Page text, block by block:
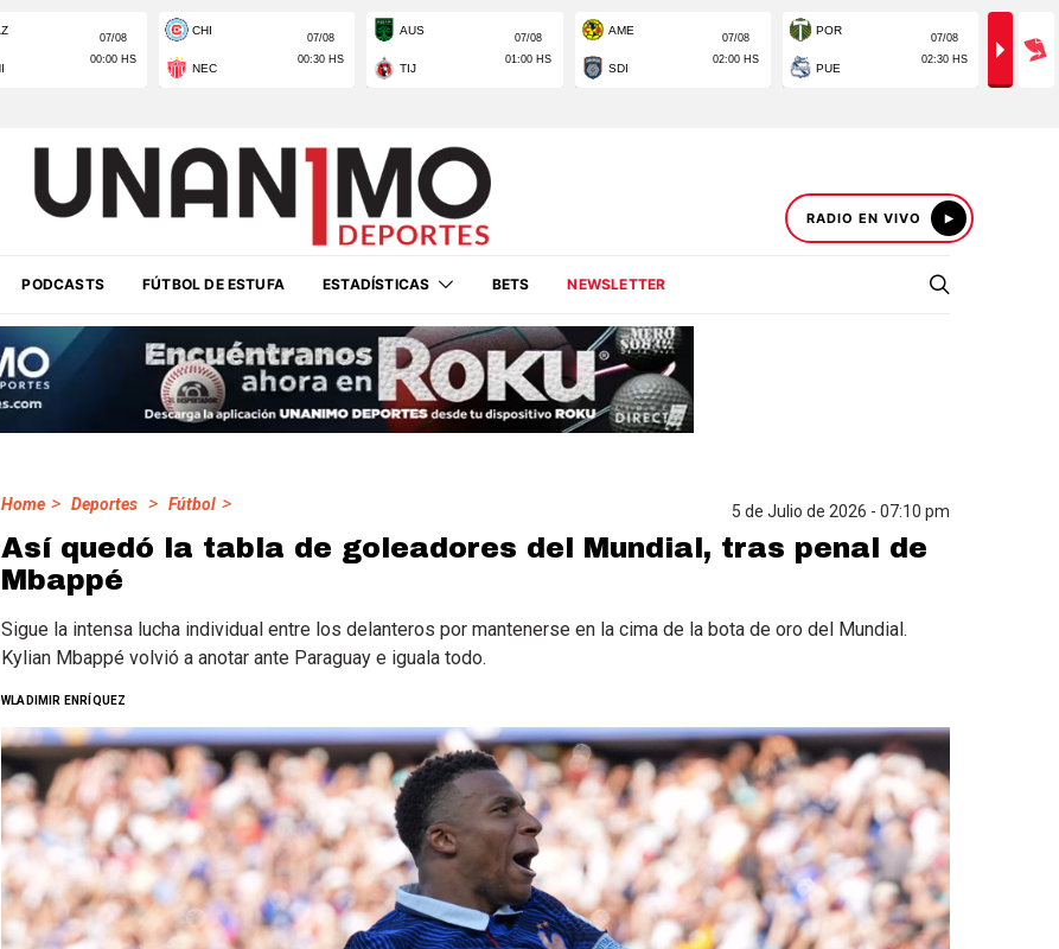
RADIO EN VIVO
PODCASTS FÚTBOL DE ESTUFA ESTADÍSTICAS BETS NEWSLETTER
Home > Deportes > Fútbol > 5 de Julio de 2026 - 07:10 pm
Así quedó la tabla de goleadores del Mundial, tras penal de
Mbappé
Sigue la intensa lucha individual entre los delanteros por mantenerse en la cima de la bota de oro del Mundial.
Kylian Mbappé volvió a anotar ante Paraguay e iguala todo.
WLADIMIR ENRÍQUEZ